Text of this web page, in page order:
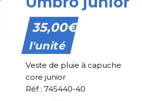
35,00€
l'unité
Veste de pluie à capuche
core junior
Réf : 745440-40